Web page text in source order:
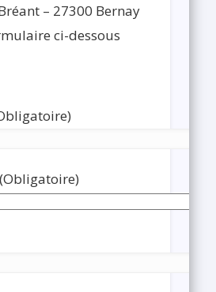
– 27300 Bernay
ci-dessous